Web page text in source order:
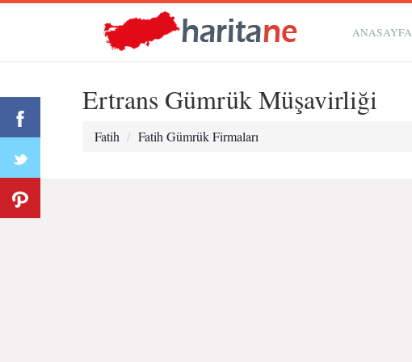
ANASAYFA
Ertrans Gümrük Müşavirliği
Fatih Fatih Gümrük Firmaları